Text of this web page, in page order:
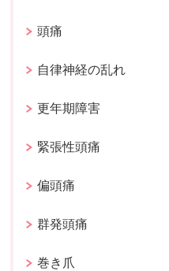
頭痛
自律神経の乱れ
更年期障害
緊張性頭痛
偏頭痛
群発頭痛
巻き爪